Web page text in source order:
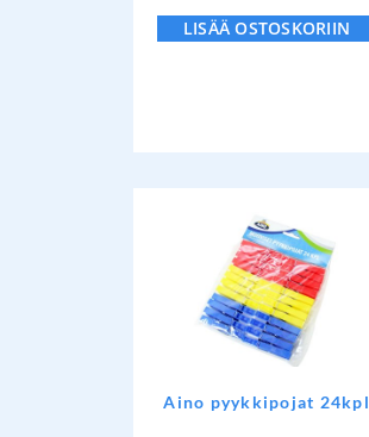
LISÄÄ OSTOSKORIIN
Aino pyykkipojat 24kpl